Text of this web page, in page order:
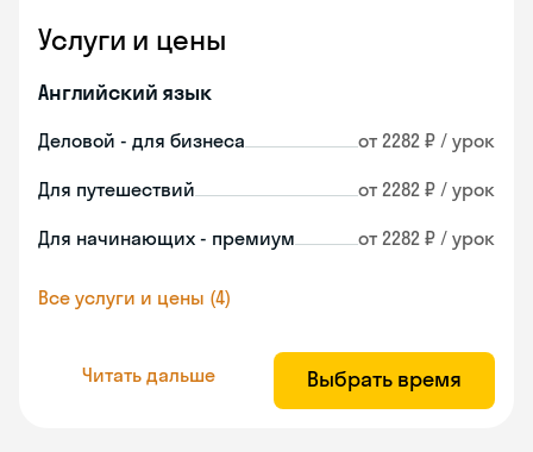
Услуги и цены
Английский язык
Деловой - для бизнеса от 2282 ₽ / урок
Для путешествий от 2282 ₽ / урок
Для начинающих - премиум от 2282 ₽ / урок
Все услуги и цены (4)
Читать дальше Выбрать время